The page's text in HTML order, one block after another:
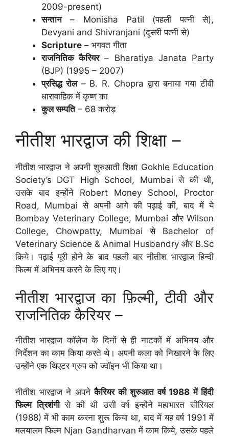
2009-present)
सन्तान– Monisha Patil (पहली पत्नी से),
Devyani and Shivranjani (दूसरी पत्नी से)
Scripture – भगवत गीता
राजनितिक कैरियर– Bharatiya Janata Party
(BJP) (1995 – 2007)
प्रसिद्ध रोल– B. R. Chopra द्वारा बनाया गया टीवी
धारावाहिक में कृष्ण का
कुल सम्पति– 68 करोड़
नीतीश भारद्वाज की शिक्षा –
नीतीश भारद्वाज ने अपनी शुरुआती शिक्षा Gokhle Education
Society’s DGT High School, Mumbai से की थी,
उसके बाद इन्होंने Robert Money School, Proctor
Road, Mumbai से अपनी आगे की पढ़ाई की, बाद में ये
Bombay Veterinary College, Mumbai और Wilson
College, Chowpatty, Mumbai से Bachelor of
Veterinary Science & Animal Husbandry और B.Sc
किये। पढ़ाई पूरी होने के बाद पहली बार नीतीश भारद्वाज हिन्दी
फिल्म में अभिनय करने के लिए गए।
नीतीश भारद्वाज का फ़िल्मी, टीवी और
राजनितिक कैरियर –
नीतीश भारद्वाज कॉलेज के दिनों से ही नाटकों में अभिनय और
निर्देशन का काम किया करते थे। अपनी कला को निखारने के लिए
उन्होंने एक थिएटर ग्रुप को ज्वॉइन भी किया था।
नीतीश भारद्वाज ने अपनेकैरियर की शुरुआत वर्ष 1988 में हिंदी
फिल्म त्रिशंगीसे की थी उसी वर्ष इन्होंने महाभारत सीरियल
(1988) में भी काम करना शुरू किया था, बाद में यह वर्ष 1991 में
मलयालम फिल्म Njan Gandharvan में काम किये, उसके पहले